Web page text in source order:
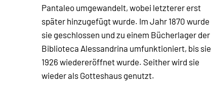
Pantaleo umgewandelt, wobei letzterer erst
später hinzugefügt wurde. Im Jahr 1870 wurde
sie geschlossen und zu einem Bücherlager der
Biblioteca Alessandrina umfunktioniert, bis sie
1926 wiedereröffnet wurde. Seither wird sie
wieder als Gotteshaus genutzt.